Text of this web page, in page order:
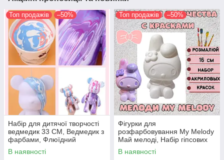
Топ продажів –50%
Набір для дитячої творчості
ведмедик 33 СМ, Ведмедик з
фарбами, Флюїдний
ведмедик bearbrick
В наявності
Топ продажів –50%
Фігурки для
розфарбовування My Melody
Май мелоді, Набір гіпсових
фігурок для
розфарбовування, Фігурки
В наявності